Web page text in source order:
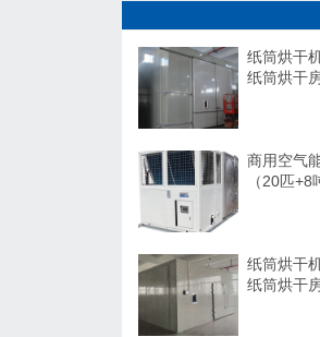
纸筒烘干
纸筒烘干
商用空气
（20匹+8
纸筒烘干
纸筒烘干